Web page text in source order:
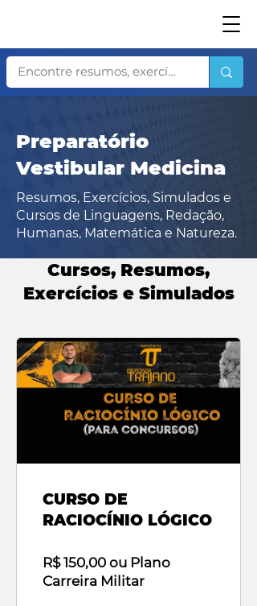
Preparatório
Vestibular Medicina
Resumos, Exercícios, Simulados e
Cursos de Linguagens, Redação,
Humanas, Matemática e Natureza.
Cursos, Resumos,
Exercícios e Simulados
CURSO DE
RACIOCÍNIO LÓGICO
R$ 150,00 ou Plano
Carreira Militar